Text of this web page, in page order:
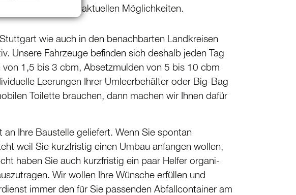
Auskunft über die aktuellen Möglich­keiten.
wie auch in den benach­barten Landkreisen
Unsere Fahrzeuge befinden sich deshalb jeden Tag
1,5 bis 3 cbm, Absetz­mulden von 5 bis 10 cbm
Leerungen Ihrer Umleer­be­hälter oder Big-Bag
Toilette brauchen, dann machen wir Ihnen dafür
Ihre Baustelle geliefert. Wenn Sie spontan
weil Sie kurzfristig einen Umbau anfangen wollen,
haben Sie auch kurzfristig ein paar Helfer organi­
Wir wollen Ihre Wünsche erfüllen und
immer den für Sie passenden Abfall­con­tainer am